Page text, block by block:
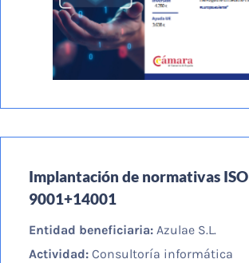
Implantación de normativas ISO
9001+14001
Entidad beneficiaria: Azulae S.L.
Actividad: Consultoría informática